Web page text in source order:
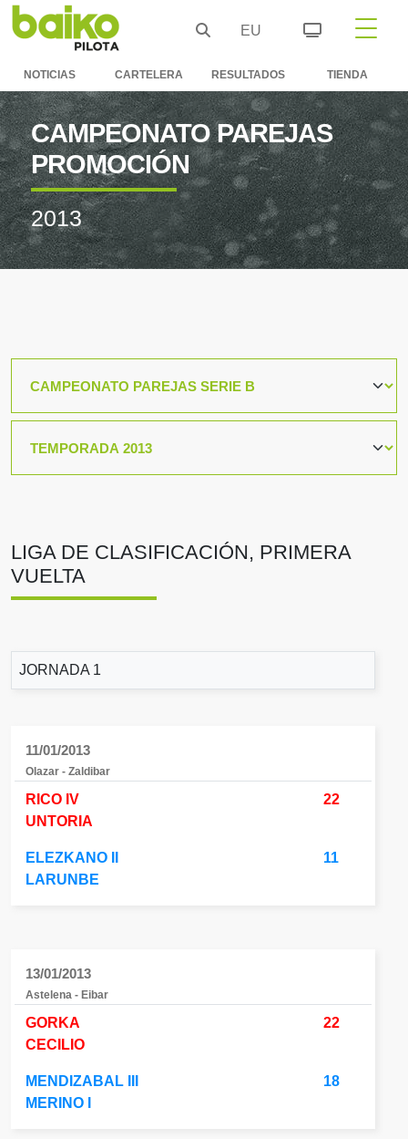
EU
NOTICIAS CARTELERA RESULTADOS TIENDA
CAMPEONATO PAREJAS
PROMOCIÓN
2013
LIGA DE CLASIFICACIÓN, PRIMERA
VUELTA
JORNADA 1
11/01/2013
Olazar - Zaldibar
RICO IV
UNTORIA
22
ELEZKANO II
LARUNBE
11
13/01/2013
Astelena - Eibar
GORKA
CECILIO
22
MENDIZABAL III
MERINO I
18